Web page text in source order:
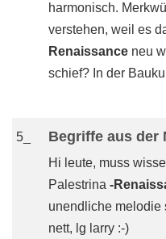
harmonisch.
verstehen, weil es
Renaissance neu
schief? In der
5_ Begriffe aus der
Hi leute, muss
Palestrina -
unendliche melodie
nett, lg larry :-)